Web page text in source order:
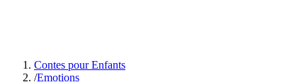
Contes pour Enfants
/Emotions